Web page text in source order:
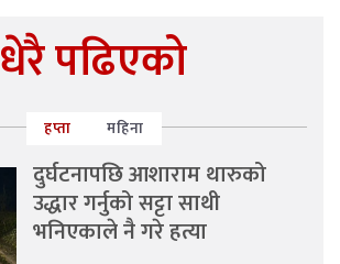
धेरै पढिएको
हप्ता महिना
दुर्घटनापछि आशाराम थारुको
उद्धार गर्नुको सट्टा साथी
भनिएकाले नै गरे हत्या